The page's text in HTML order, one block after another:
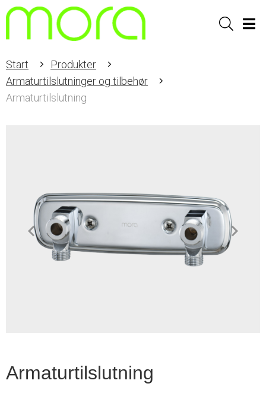
Sök
Start
Produkter
Armaturtilslutninger og tilbehør
Armaturtilslutning
Armaturtilslutning